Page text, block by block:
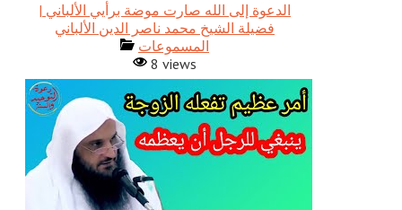
الدعوة إلى الله صارت موضة برأيي الألباني |
فضيلة الشيخ محمد ناصر الدين الألباني
المسموعات
8 views